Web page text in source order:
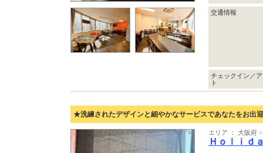
交通情報
チェックイン／
ト
★洗練されたデザインと細やかなサービスであなたをお出
エリア ： 大阪府
Ｈｏｌｉｄ